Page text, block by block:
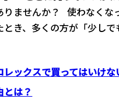
りませんか？ 使わなくな
とき、多くの方が「少し
レックスで買ってはいけ
とは？